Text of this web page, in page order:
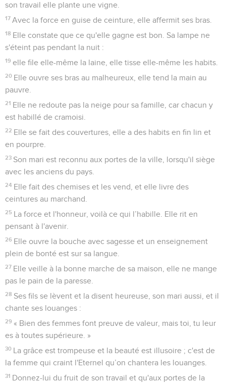
son travail elle plante une vigne.
17 Avec la force en guise de ceinture, elle affermit ses bras.
18 Elle constate que ce qu'elle gagne est bon. Sa lampe ne
s'éteint pas pendant la nuit :
19 elle file elle-même la laine, elle tisse elle-même les habits.
20 Elle ouvre ses bras au malheureux, elle tend la main au
pauvre.
21 Elle ne redoute pas la neige pour sa famille, car chacun y
est habillé de cramoisi.
22 Elle se fait des couvertures, elle a des habits en fin lin et
en pourpre.
23 Son mari est reconnu aux portes de la ville, lorsqu'il siège
avec les anciens du pays.
24 Elle fait des chemises et les vend, et elle livre des
ceintures au marchand.
25 La force et l'honneur, voilà ce qui l’habille. Elle rit en
pensant à l'avenir.
26 Elle ouvre la bouche avec sagesse et un enseignement
plein de bonté est sur sa langue.
27 Elle veille à la bonne marche de sa maison, elle ne mange
pas le pain de la paresse.
28 Ses fils se lèvent et la disent heureuse, son mari aussi, et il
chante ses louanges :
29 « Bien des femmes font preuve de valeur, mais toi, tu leur
es à toutes supérieure. »
30 La grâce est trompeuse et la beauté est illusoire ; c'est de
la femme qui craint l'Eternel qu’on chantera les louanges.
31 Donnez-lui du fruit de son travail et qu'aux portes de la